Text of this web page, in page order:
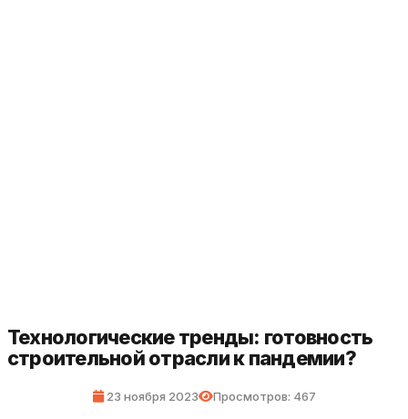
Технологические тренды: готовность
строительной отрасли к пандемии?
23 ноября 2023 Просмотров: 467